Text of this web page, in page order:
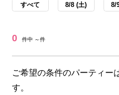
すべて 8/8 (土) 8/
0 件中 ～件
ご希望の条件のパーティー
す。